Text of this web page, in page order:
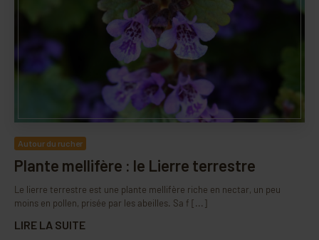
Autour du rucher
Plante mellifère : le Lierre terrestre
Le lierre terrestre est une plante mellifère riche en nectar, un peu
moins en pollen, prisée par les abeilles. Sa f [...]
LIRE LA SUITE